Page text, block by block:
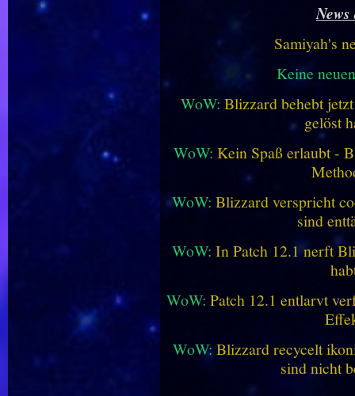
Samiyah's
Keine
WoW: Blizzard behebt
gelöst
WoW: Kein Spaß erlaubt -
WoW: Blizzard verspricht
sind
WoW: In Patch 12.1 nerft
WoW: Patch 12.1 entlarvt
WoW:Blizzard recycelt
sind nicht